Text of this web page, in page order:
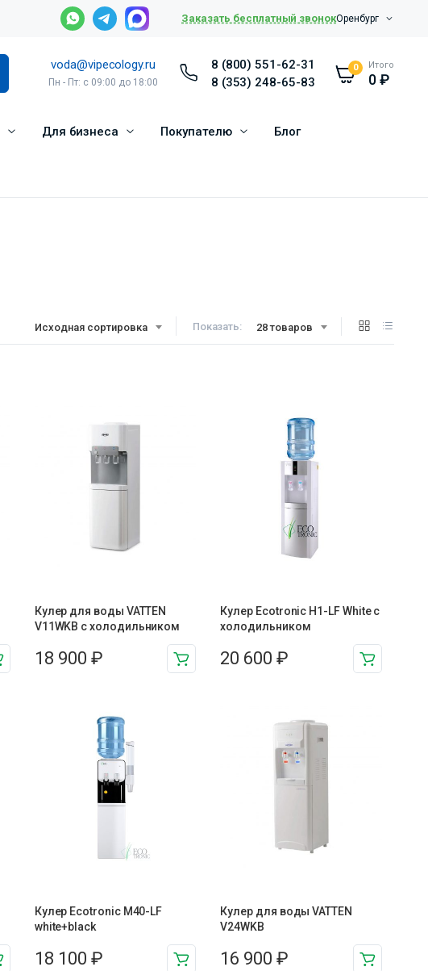
Заказать бесплатный звонокОренбург
voda@vipecology.ru
Пн - Пт: с 09:00 до 18:00
8 (800) 551-62-31
8 (353) 248-65-83
0 Итого
0₽
Для бизнеса Покупателю Блог
Исходная сортировка Показать: 28 товаров
Кулер для воды VATTEN
V11WKB с холодильником
18 900 ₽
Кулер Ecotronic H1-LF White с
холодильником
20 600₽
Кулер Ecotronic M40-LF
white+black
18 100 ₽
Кулер для воды VATTEN
V24WKB
16 900₽